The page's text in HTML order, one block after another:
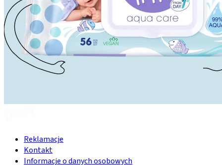
Reklamacje
Kontakt
Informacje o danych osobowych